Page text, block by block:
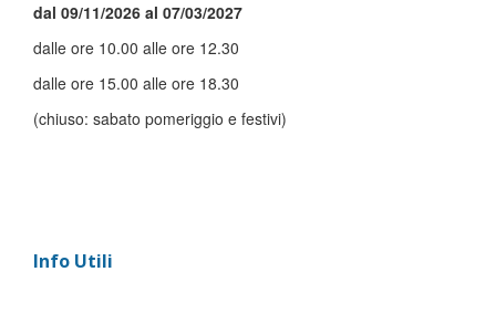
dal 09/11/2026 al 07/03/2027
dalle ore 10.00 alle ore 12.30
dalle ore 15.00 alle ore 18.30
(chiuso: sabato pomeriggio e festivi)
Info Utili